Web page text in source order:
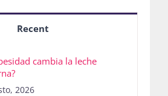
Recent
cambia la leche
2026